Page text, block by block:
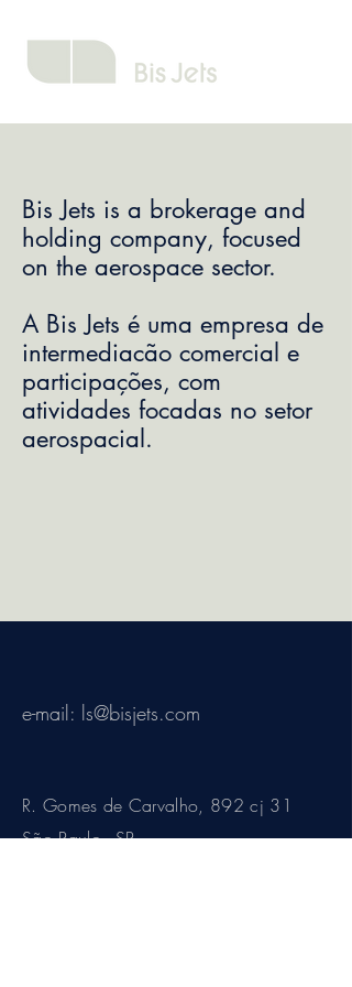
Bis Jets is a brokerage and
holding company, focused
on the aerospace sector.
A Bis Jets é uma empresa de
intermediacão comercial e
participações, com
atividades focadas no setor
aerospacia l.
e-mail: ls@bisjets.com
R. Gomes de Carvalho, 892 cj 31
São Paulo - SP